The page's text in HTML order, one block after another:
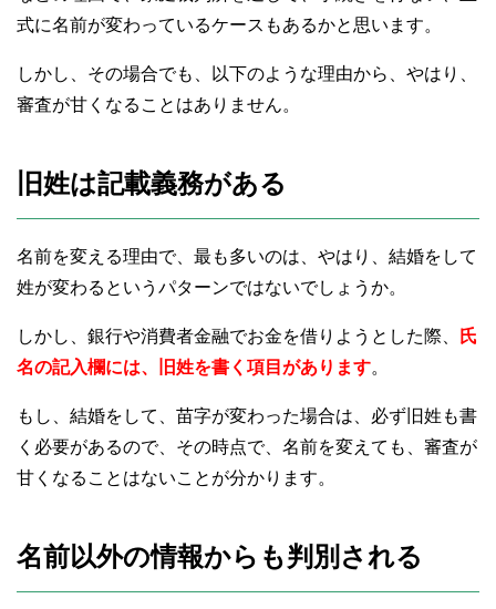
式に名前が変わっているケースもあるかと思います。
しかし、その場合でも、以下のような理由から、やはり、
審査が甘くなることはありません。
旧姓は記載義務がある
名前を変える理由で、最も多いのは、やはり、結婚をして
姓が変わるというパターンではないでしょうか。
しかし、銀行や消費者金融でお金を借りようとした際、
氏
名の記入欄には、旧姓を書く項目があります。
もし、結婚をして、苗字が変わった場合は、必ず旧姓も書
く必要があるので、その時点で、名前を変えても、審査が
甘くなることはないことが分かります。
名前以外の情報からも判別される